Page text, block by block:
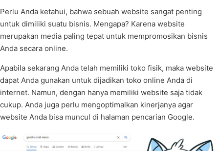
Perlu Anda ketahui, bahwa sebuah website sangat penting
untuk dimiliki suatu bisnis. Mengapa? Karena website
merupakan media paling tepat untuk mempromosikan bisnis
Anda secara online.
Apabila sekarang Anda telah memiliki toko fisik, maka website
dapat Anda gunakan untuk dijadikan toko online Anda di
internet. Namun, dengan hanya memiliki website saja tidak
cukup. Anda juga perlu mengoptimalkan kinerjanya agar
website Anda bisa muncul di halaman pencarian Google.